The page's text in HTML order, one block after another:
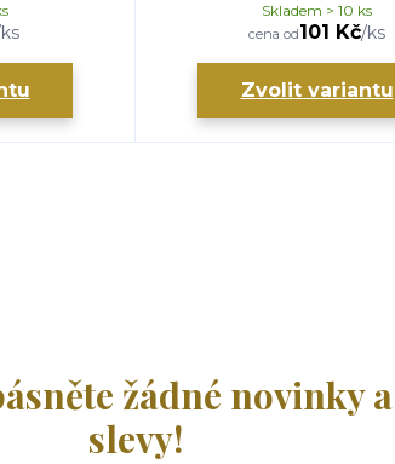
ks cena od101 Kč/ks
Skladem > 10 ks
Zvolit variantu
žádné novinky a
slevy!